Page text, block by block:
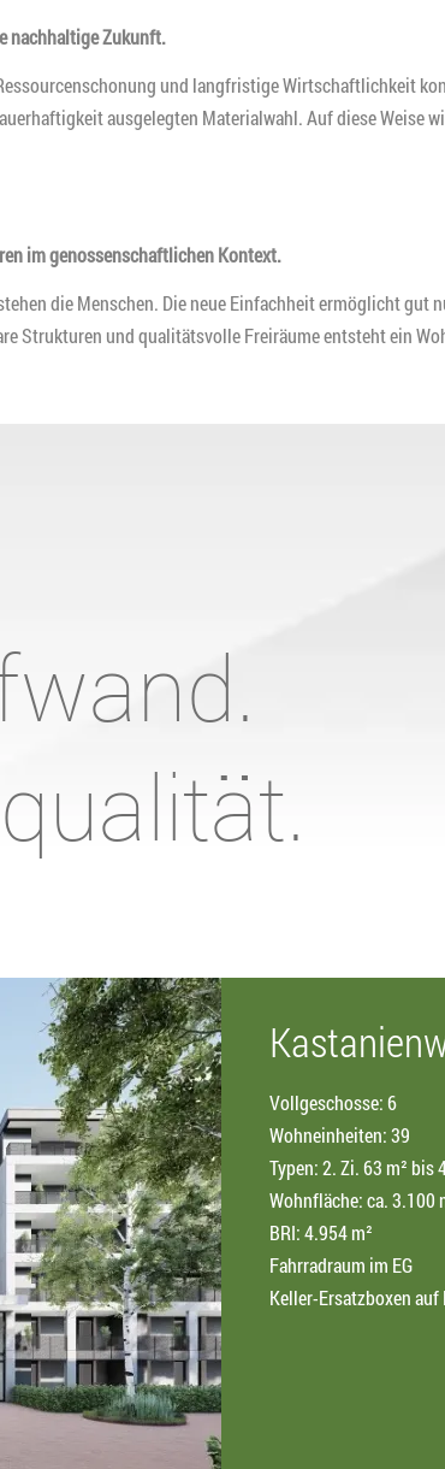
nachhaltige Zukunft.
und langfristige Wirtschaftlichkeit
ausgelegten Materialwahl. Auf diese Weise
im genossenschaftlichen Kontext.
die Menschen. Die neue Einfachheit ermöglicht gut
Strukturen und qualitätsvolle Freiräume entsteht ein
Vollgeschosse: 6
Wohneinheiten: 39
Typen: 2. Zi. 63 m² bis
Wohnfläche: ca. 3.100
BRI: 4.954 m²
Fahrradraum im EG
Keller-Ersatzboxen auf